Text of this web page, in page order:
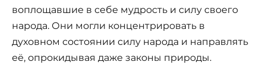
воплощавшие в себе мудрость и силу своего
народа. Они могли концентрировать в
духовном состоянии силу народа и направлять
её, опрокидывая даже законы природы.